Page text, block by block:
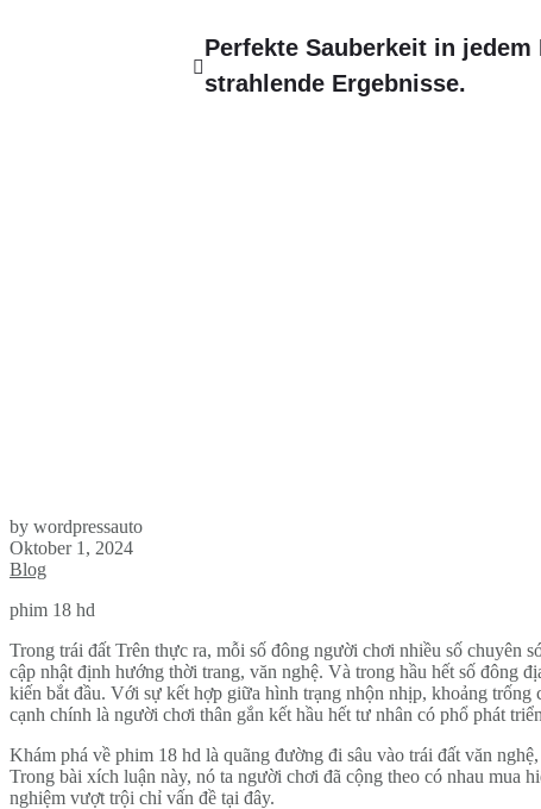
Perfekte Sauberkeit in jedem
strahlende Ergebnisse.
by wordpressauto
Oktober 1, 2024
Blog
phim 18 hd
Trong trái đất Trên thực ra, mỗi số đông người chơi nhiều số chuyên
cập nhật định hướng thời trang, văn nghệ. Và trong hầu hết số đông
kiến bắt đầu. Với sự kết hợp giữa hình trạng nhộn nhịp, khoảng
cạnh chính là người chơi thân gắn kết hầu hết tư nhân có phổ phát
Khám phá về phim 18 hd là quãng đường đi sâu vào trái đất văn
Trong bài xích luận này, nó ta người chơi đã cộng theo có nhau mua
nghiệm vượt trội chỉ vấn đề tại đây.